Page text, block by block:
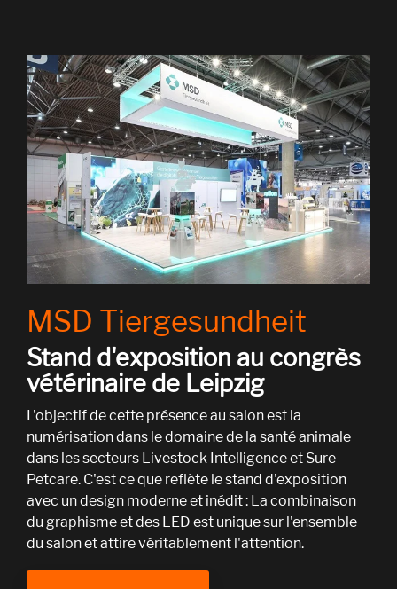
MSD Tiergesundheit
Stand d'exposition au congrès
vétérinaire de Leipzig
L'objectif de cette présence au salon est la
numérisation dans le domaine de la santé animale
dans les secteurs Livestock Intelligence et Sure
Petcare. C'est ce que reflète le stand d'exposition
avec un design moderne et inédit : La combinaison
du graphisme et des LED est unique sur l'ensemble
du salon et attire véritablement l'attention.